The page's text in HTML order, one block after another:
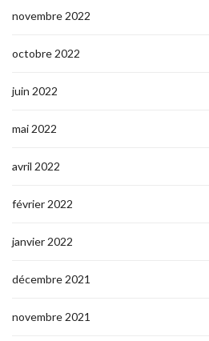
novembre 2022
octobre 2022
juin 2022
mai 2022
avril 2022
février 2022
janvier 2022
décembre 2021
novembre 2021